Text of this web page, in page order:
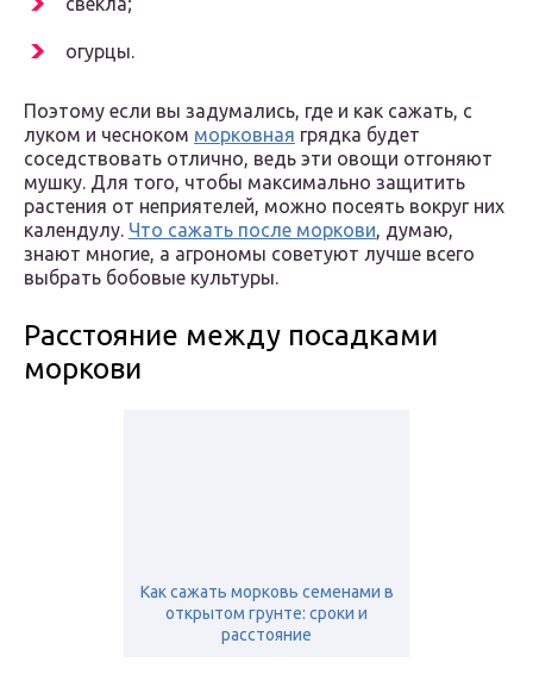
огурцы.
Поэтому если вы задумались, где и как сажать, с
луком и чесноком морковная грядка будет
соседствовать отлично, ведь эти овощи отгоняют
мушку. Для того, чтобы максимально защитить
растения от неприятелей, можно посеять вокруг них
календулу. Что сажать после моркови, думаю,
знают многие, а агрономы советуют лучше всего
выбрать бобовые культуры.
Расстояние между посадками
моркови
Как сажать морковь семенами в
открытом грунте: сроки и
расстояние